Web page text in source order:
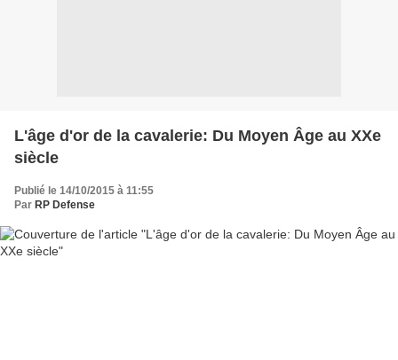
L'âge d'or de la cavalerie: Du Moyen Âge au XXe
siècle
Publié le 14/10/2015 à 11:55
Par RP Defense